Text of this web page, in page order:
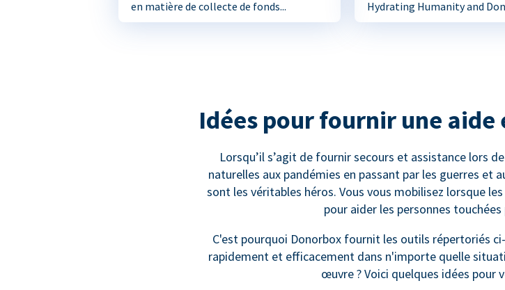
en matière de collecte de fonds...
Hydrating Humanity and
Idées pour fournir une aide
Lorsqu’il s’agit de fournir secours et assistance lors
naturelles aux pandémies en passant par les guerres et
sont les véritables héros. Vous vous mobilisez lorsque
pour aider les personnes
C'est pourquoi Donorbox fournit les outils répertoriés
rapidement et efficacement dans n'importe quelle
œuvre ? Voici quelques idées pour